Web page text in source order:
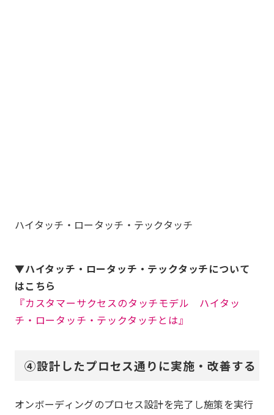
ハイタッチ・ロータッチ・テックタッチ
▼ハイタッチ・ロータッチ・テックタッチについて
はこちら
『カスタマーサクセスのタッチモデル ハイタッ
チ・ロータッチ・テックタッチとは』
④設計したプロセス通りに実施・改善する
オンボーディングのプロセス設計を完了し施策を実行